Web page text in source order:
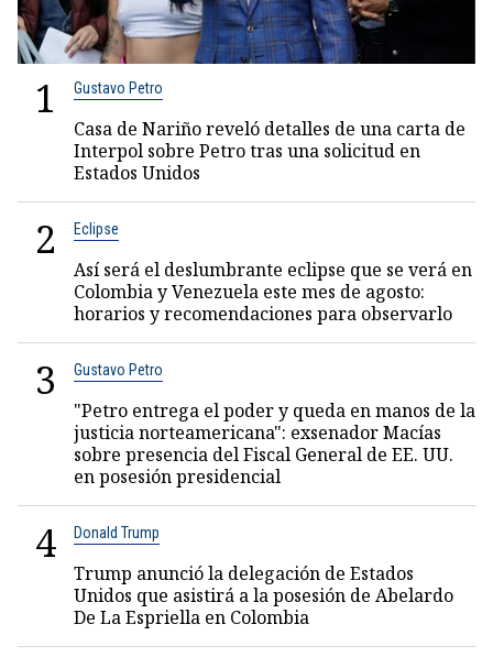
1 Gustavo Petro
Casa de Nariño reveló detalles de una carta de
Interpol sobre Petro tras una solicitud en
Estados Unidos
2 Eclipse
Así será el deslumbrante eclipse que se verá en
Colombia y Venezuela este mes de agosto:
horarios y recomendaciones para observarlo
3 Gustavo Petro
"Petro entrega el poder y queda en manos de la
justicia norteamericana": exsenador Macías
sobre presencia del Fiscal General de EE. UU.
en posesión presidencial
4 Donald Trump
Trump anunció la delegación de Estados
Unidos que asistirá a la posesión de Abelardo
De La Espriella en Colombia